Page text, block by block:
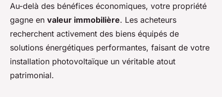
Au-delà des bénéfices économiques, votre propriété
gagne en valeur immobilière. Les acheteurs
recherchent activement des biens équipés de
solutions énergétiques performantes, faisant de votre
installation photovoltaïque un véritable atout
patrimonial.